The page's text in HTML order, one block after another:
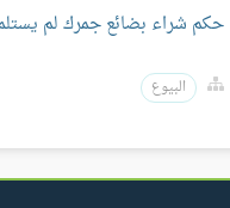
حكم شراء بضائع جمرك لم
البيوع